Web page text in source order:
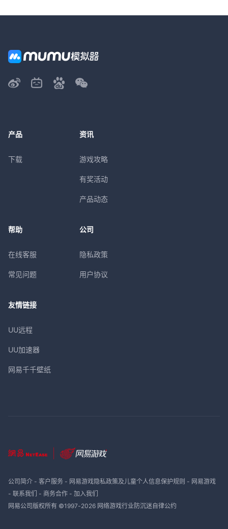
产品
下载
资讯
游戏攻略
有奖活动
产品动态
帮助
在线客服
常见问题
公司
隐私政策
用户协议
友情链接
UU远程
UU加速器
网易千千壁纸
公司简介- 客户服务- 网易游戏隐私政策及儿童个人信息保护规则 - 网易游戏
- 联系我们 - 商务合作- 加入我们
网易公司版权所有 ©1997-2026 网络游戏行业防沉迷自律公约